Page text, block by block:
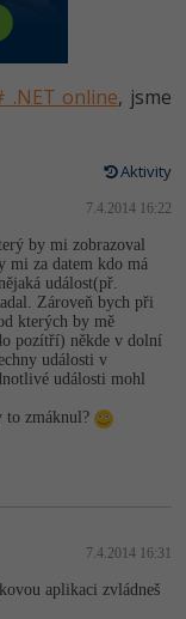
.NET online, jsme
Aktivity
7.4.2014 16:22
by mi zobrazoval
mi za datem kdo má
událost(př.
Zároveň bych při
kterých by mě
pozítří) někde v dolní
události v
události mohl
to zmáknul?
7.4.2014 16:31
aplikaci zvládneš